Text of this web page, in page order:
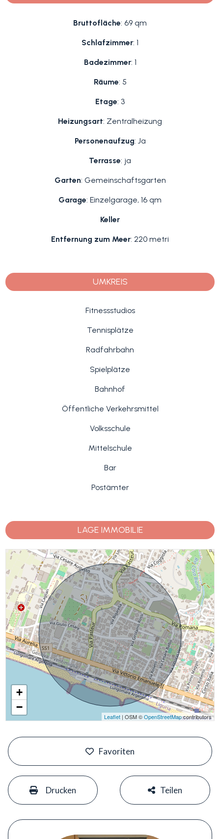
Bruttofläche: 69 qm
Schlafzimmer: 1
Badezimmer: 1
Räume: 5
Etage: 3
Heizungsart: Zentralheizung
Personenaufzug: Ja
Terrasse: ja
Garten: Gemeinschaftsgarten
Garage: Einzelgarage, 16 qm
Keller
Entfernung zum Meer: 220 metri
UMKREIS
Fitnessstudios
Tennisplätze
Radfahrbahn
Spielplätze
Bahnhof
Öffentliche Verkehrsmittel
Volksschule
Mittelschule
Bar
Postämter
LAGE IMMOBILIE
+
−
Leaflet| OSM ©OpenStreetMapcontributors
Favoriten
Drucken Teilen